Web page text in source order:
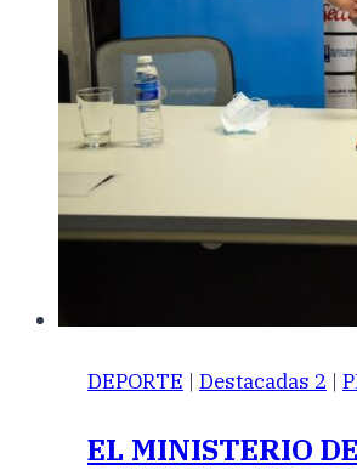
DEPORTE | Destacadas 2 |
EL MINISTERIO DE